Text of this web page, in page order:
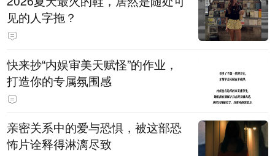
见的人字拖？
快来抄“内娱审美天赋怪”的作业，
打造你的专属氛围感
亲密关系中的爱与恐惧，被这部恐
怖片诠释得淋漓尽致